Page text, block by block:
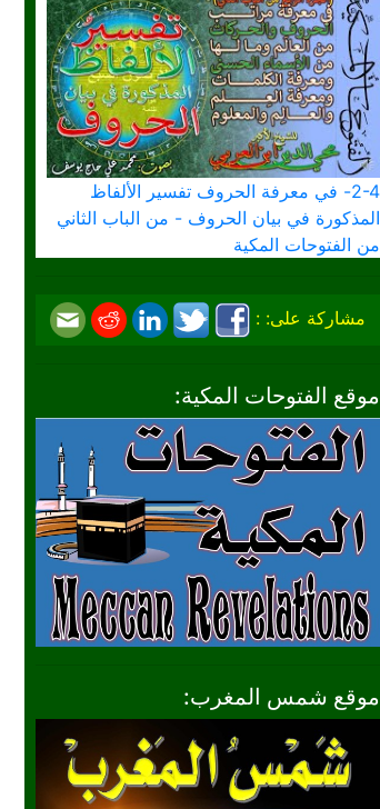
2-4- في معرفة الحروف تفسير الألفاظ
المذكورة في بيان الحروف - من الباب الثاني
من الفتوحات المكية
مشاركة على: :
موقع الفتوحات المكية:
موقع شمس المغرب: